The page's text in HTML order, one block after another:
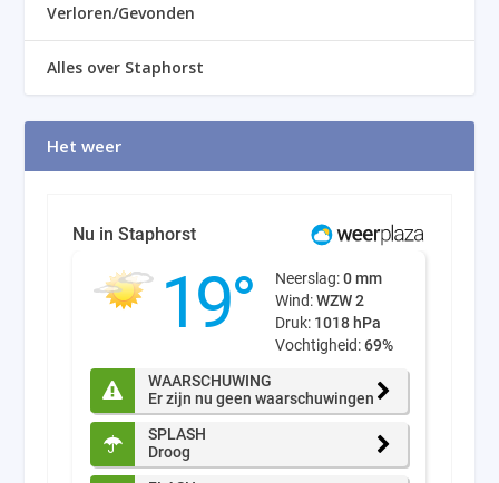
Verloren/Gevonden
Alles over Staphorst
Het weer